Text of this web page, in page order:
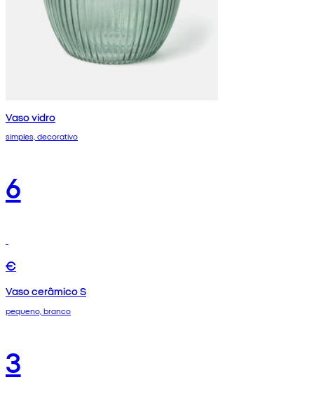
Vaso vidro
simples, decorativo
6
€
Vaso cerâmico S
pequeno, branco
3